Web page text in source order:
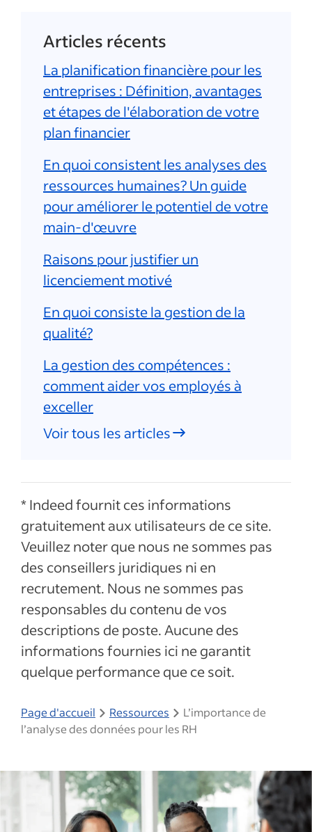
Articles récents
La planification financière pour les
entreprises : Définition, avantages
et étapes de l'élaboration de votre
plan financier
En quoi consistent les analyses des
ressources humaines? Un guide
pour améliorer le potentiel de votre
main-d'œuvre
Raisons pour justifier un
licenciement motivé
En quoi consiste la gestion de la
qualité?
La gestion des compétences :
comment aider vos employés à
exceller
Voir tous les articles
* Indeed fournit ces informations
gratuitement aux utilisateurs de ce site.
Veuillez noter que nous ne sommes pas
des conseillers juridiques ni en
recrutement. Nous ne sommes pas
responsables du contenu de vos
descriptions de poste. Aucune des
informations fournies ici ne garantit
quelque performance que ce soit.
Page d'accueil Ressources
L’importance de
l’analyse des données pour les RH